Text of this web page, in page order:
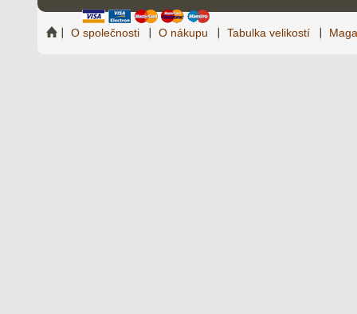
O společnosti O nákupu Tabulka velikostí